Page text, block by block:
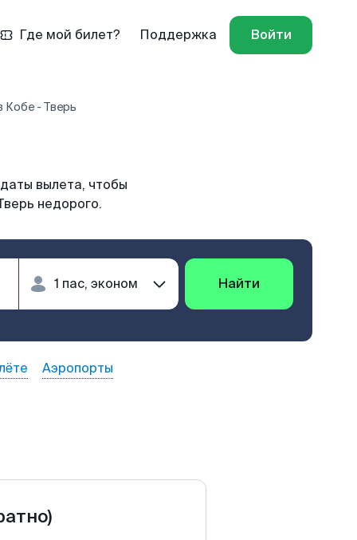
Где мой билет? Поддержка Войти
Кобе - Тверь
вылета, чтобы
недорого.
Найти
Аэропорты